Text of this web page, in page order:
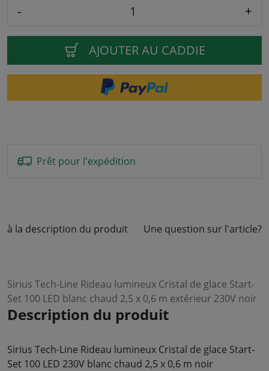
- +
AJOUTER AU CADDIE
Prêt pour l'expédition
à la description du produit Une question sur l'article?
Sirius Tech-Line Rideau lumineux Cristal de glace Start-
Set 100 LED blanc chaud 2,5 x 0,6 m extérieur 230V noir
Description du produit
Sirius Tech-Line Rideau lumineux Cristal de glace Start-
Set 100 LED 230V blanc chaud 2,5 x 0,6 m noir